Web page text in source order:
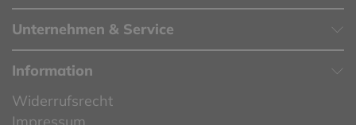
Unternehmen & Service
Information
Widerrufsrecht